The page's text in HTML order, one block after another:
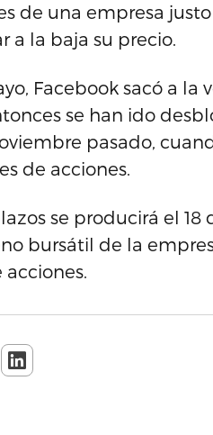
de una empresa
a la baja su precio.
Facebook sacó a
se han ido
pasado,
de acciones.
se producirá el 18
bursátil de la